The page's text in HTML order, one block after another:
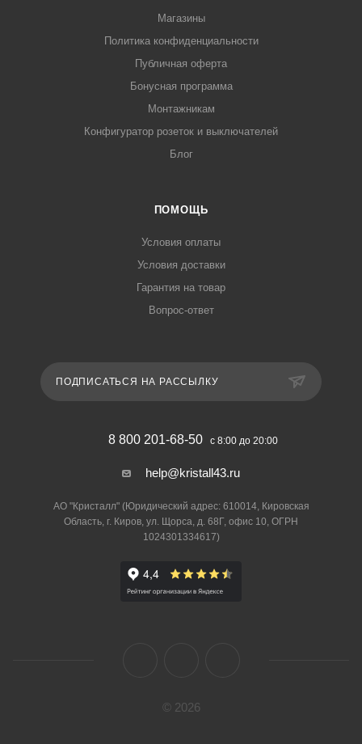
Магазины
Политика конфиденциальности
Публичная оферта
Бонусная программа
Монтажникам
Конфигуратор розеток и выключателей
Блог
ПОМОЩЬ
Условия оплаты
Условия доставки
Гарантия на товар
Вопрос-ответ
ПОДПИСАТЬСЯ НА РАССЫЛКУ
8 800 201-68-50 с 8:00 до 20:00
help@kristall43.ru
АО "Кристалл" (Юридический адрес: 610014, Кировская
Область, г. Киров, ул. Щорса, д. 68Г, офис 10, ОГРН
1024301334617)
© 2026